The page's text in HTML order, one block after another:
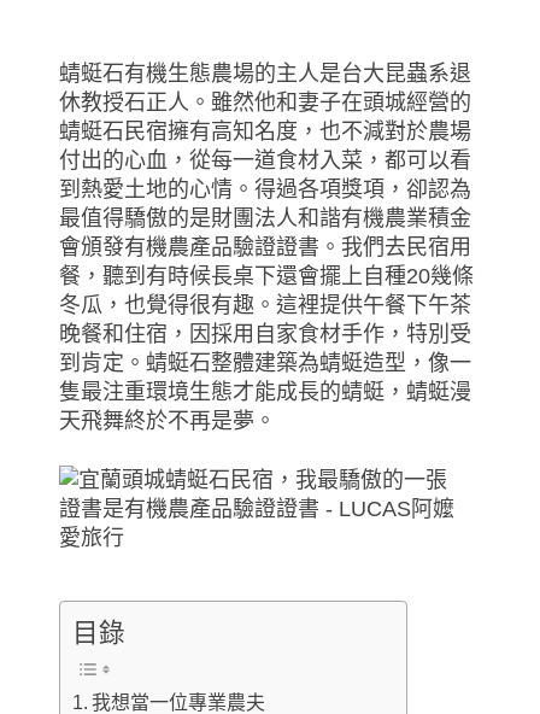
蜻蜓石有機生態農場的主人是台大昆蟲系退
休教授石正人。雖然他和妻子在頭城經營的
蜻蜓石民宿擁有高知名度，也不減對於農場
付出的心血，從每一道食材入菜，都可以看
到熱愛土地的心情。得過各項獎項，卻認為
最值得驕傲的是財團法人和諧有機農業積金
會頒發有機農產品驗證證書。我們去民宿用
餐，聽到有時候長桌下還會擺上自種20幾條
冬瓜，也覺得很有趣。這裡提供午餐下午茶
晚餐和住宿，因採用自家食材手作，特別受
到肯定。蜻蜓石整體建築為蜻蜓造型，像一
隻最注重環境生態才能成長的蜻蜓，蜻蜓漫
天飛舞終於不再是夢。
目錄
我想當一位專業農夫